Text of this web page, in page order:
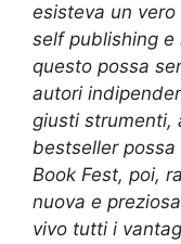
esisteva un
self publishing e
questo possa
autori
giusti strumenti,
bestseller possa
Book Fest, poi,
nuova e
vivo tutti i